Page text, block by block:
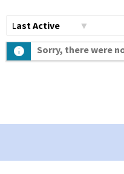
по:
Sorry, there were